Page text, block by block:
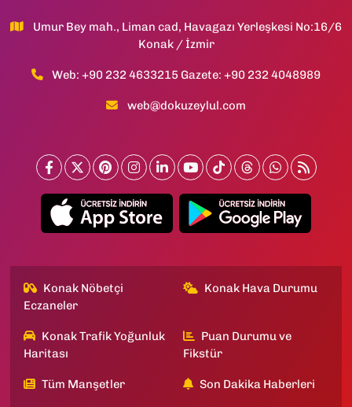
Umur Bey mah., Liman cad, Havagazı Yerleşkesi No:16/6
Konak / İzmir
Web: +90 232 4633215 Gazete: +90 232 4048989
web@dokuzeylul.com
Konak Nöbetçi
Eczaneler
Konak Hava Durumu
Konak Trafik Yoğunluk
Haritası
Puan Durumu ve
Fikstür
Tüm Manşetler Son Dakika Haberleri